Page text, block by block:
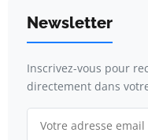
Newsletter
Inscrivez-vous pour
directement dans